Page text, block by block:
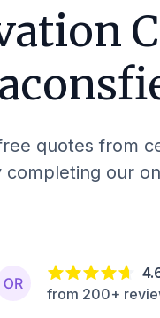
quotes from
completing our
from 200+